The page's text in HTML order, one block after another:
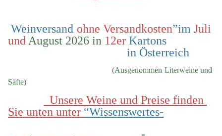
Weinversand ohne Versandkosten”im Juli
und August 2026 in 12er Kartons
                                        in Österreich
  (Ausgenommen Literweine und
Säfte)
  Unsere Weine und Preise finden
Sie unten unter “Wissenswertes-